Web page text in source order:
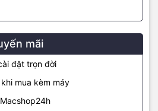
mãi
đặt trọn đời
mua kèm máy
các nội dung giải trí internet với chất
2020 sẽ không khiến bạn phải thất